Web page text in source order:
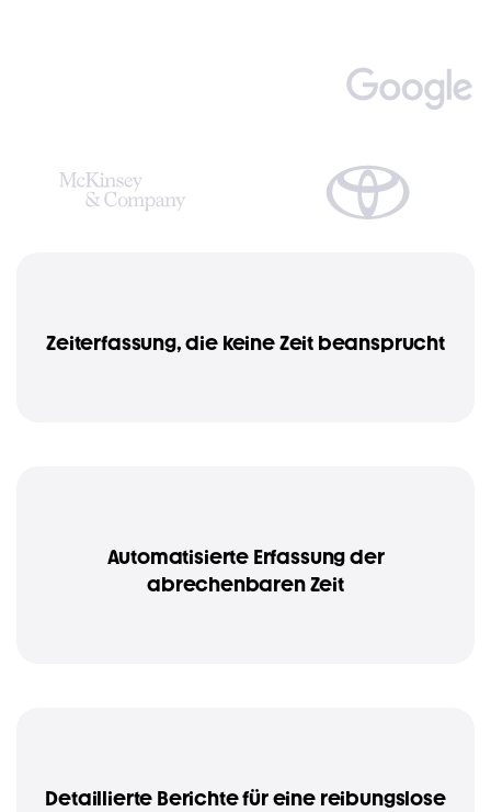
Zeiterfassung, die keine Zeit beansprucht
Automatisierte Erfassung der
abrechenbaren Zeit
Detaillierte Berichte für eine reibungslose